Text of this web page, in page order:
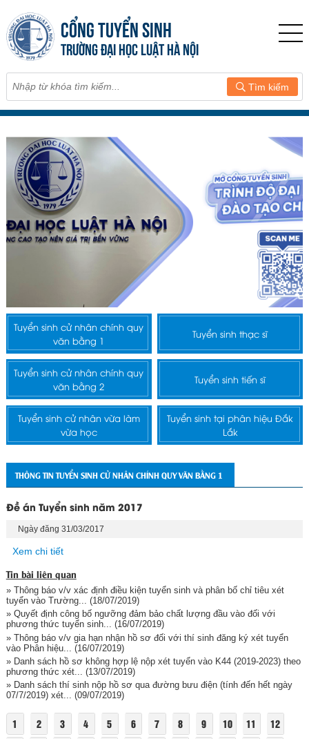
CỔNG TUYỂN SINH
TRƯỜNG ĐẠI HỌC LUẬT HÀ NỘI
Tìm kiếm
Tuyển sinh cử nhân chính quy
văn bằng 1
Tuyển sinh thạc sĩ
Tuyển sinh cử nhân chính quy
văn bằng 2
Tuyển sinh tiến sĩ
Tuyển sinh cử nhân vừa làm
vừa học
Tuyển sinh tại phân hiệu Đắk
Lắk
THÔNG TIN TUYỂN SINH CỬ NHÂN CHÍNH QUY VĂN BẰNG 1
Đề án Tuyển sinh năm 2017
Ngày đăng 31/03/2017
Xem chi tiết
Tin bài liên quan
» Thông báo v/v xác định điều kiện tuyển sinh và phân bố chỉ tiêu xét
tuyển vào Trường...
(18/07/2019)
» Quyết định công bố ngưỡng đảm bảo chất lượng đầu vào đối với
phương thức tuyển sinh... (16/07/2019)
» Thông báo v/v gia hạn nhận hồ sơ đối với thí sinh đăng ký xét tuyển
vào Phân hiệu...
(16/07/2019)
» Danh sách hồ sơ không hợp lệ nộp xét tuyển vào K44 (2019-2023) theo
phương thức xét... (13/07/2019)
» Danh sách thí sinh nộp hồ sơ qua đường bưu điện (tính đến hết ngày
07/7/2019) xét... (09/07/2019)
1 2 3 4 5 6 7 8 9 10 11
12